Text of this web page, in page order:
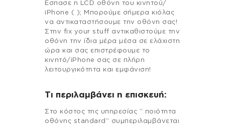
Εσπασε η LCD οθόνη του κινητού/
iPhone ( ); Μπορούμε σήμερα κιόλας
να αντικαταστήσουμε την οθόνη σας!
Στην fix your stuff αντικαθιστούμε την
οθόνη την ίδια μέρα μέσα σε ελάχιστη
ώρα και σας επιστρέφουμε το
κινητό/iPhone σας σε πλήρη
λειτουργικότητα και εμφάνιση!
Τι περιλαμβάνει η επισκευή:
Στo κόστος της υπηρεσίας ” ποιότητα
οθόνης standard” συμπεριλαμβάνεται